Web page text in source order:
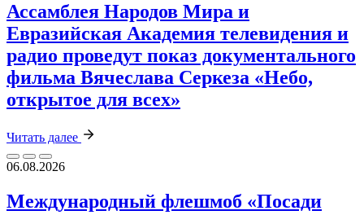
Ассамблея Народов Мира и
Евразийская Академия телевидения и
радио проведут показ документального
фильма Вячеслава Серкеза «Небо,
открытое для всех»
Читать далее
06.08.2026
Международный флешмоб «Посади